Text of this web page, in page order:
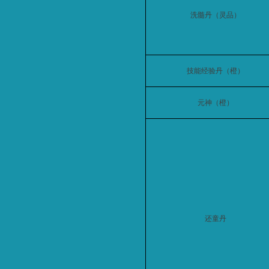
洗髓丹（灵品）
技能经验丹（橙）
元神（橙）
还童丹